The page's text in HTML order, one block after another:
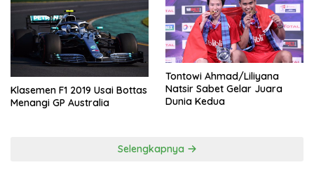
Klasemen F1 2019 Usai Bottas
Menangi GP Australia
Tontowi Ahmad/Liliyana
Natsir Sabet Gelar Juara
Dunia Kedua
Selengkapnya